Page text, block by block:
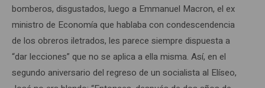
bomberos, disgustados, luego a Emmanuel Macron, el ex
ministro de Economía que hablaba con condescendencia
de los obreros iletrados, les parece siempre dispuesta a
“dar lecciones” que no se aplica a ella misma. Así, en el
segundo aniversario del regreso de un socialista al Elíseo,